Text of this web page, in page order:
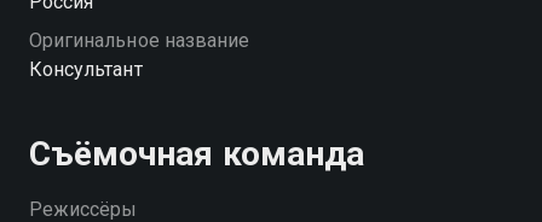
слишком высоки. «Консультант» — смотрите онлайн
в хорошем качестве.
можете совершенно бесплатно в хорошем HD
Оригинальное название
Консультант
Съёмочная команда
Режиссёры